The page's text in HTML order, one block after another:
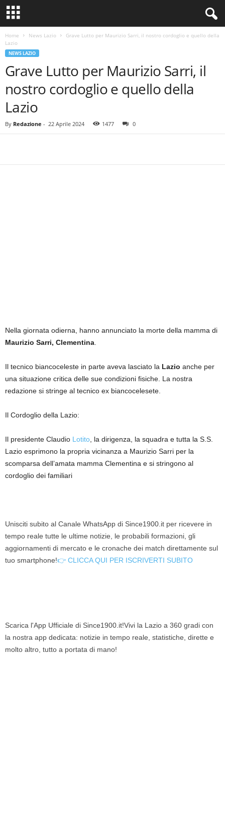
Home News Lazio
Grave Lutto per Maurizio Sarri, il nostro cordoglio e quello della
Lazio
NEWS LAZIO
Grave Lutto per Maurizio Sarri, il
nostro cordoglio e quello della
Lazio
By Redazione - 22 Aprile 2024 1477 0
Nella giornata odierna, hanno annunciato la morte della mamma di
Maurizio Sarri, Clementina
Il tecnico biancoceleste in parte aveva lasciato la Lazio anche per
una situazione critica delle sue condizioni fisiche. La nostra
redazione si stringe al tecnico ex biancocelesete.
Il Cordoglio della Lazio:
Il presidente Claudio Lotito , la dirigenza, la squadra e tutta la S.S.
Lazio esprimono la propria vicinanza a Maurizio Sarri per la
scomparsa dell’amata mamma Clementina e si stringono al
cordoglio dei familiari
Unisciti subito al Canale WhatsApp di Since1900.it per ricevere in
tempo reale tutte le ultime notizie, le probabili formazioni, gli
aggiornamenti di mercato e le cronache dei match direttamente sul
tuo smartphone!👉 CLICCA QUI PER ISCRIVERTI SUBITO
Scarica l'App Ufficiale di Since1900.it!Vivi la Lazio a 360 gradi con
la nostra app dedicata: notizie in tempo reale, statistiche, dirette e
molto altro, tutto a portata di mano!